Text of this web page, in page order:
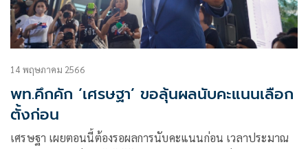
14 พฤษภาคม 2566
พท.คึกคัก ‘เศรษฐา’ ขอลุ้นผลนับคะแนนเลือก
ตั้งก่อน
เศรษฐา เผยตอนนี้ต้องรอผลการนับคะแนนก่อน เวลาประมาณ